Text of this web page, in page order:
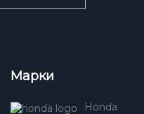
Марки
Honda